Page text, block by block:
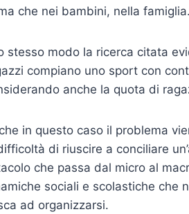
che nei bambini, nella famiglia.
stesso modo la ricerca citata
compiano uno sport con
anche la quota di
in questo caso il problema
di riuscire a conciliare
che passa dal micro al
sociali e scolastiche che
ad organizzarsi.